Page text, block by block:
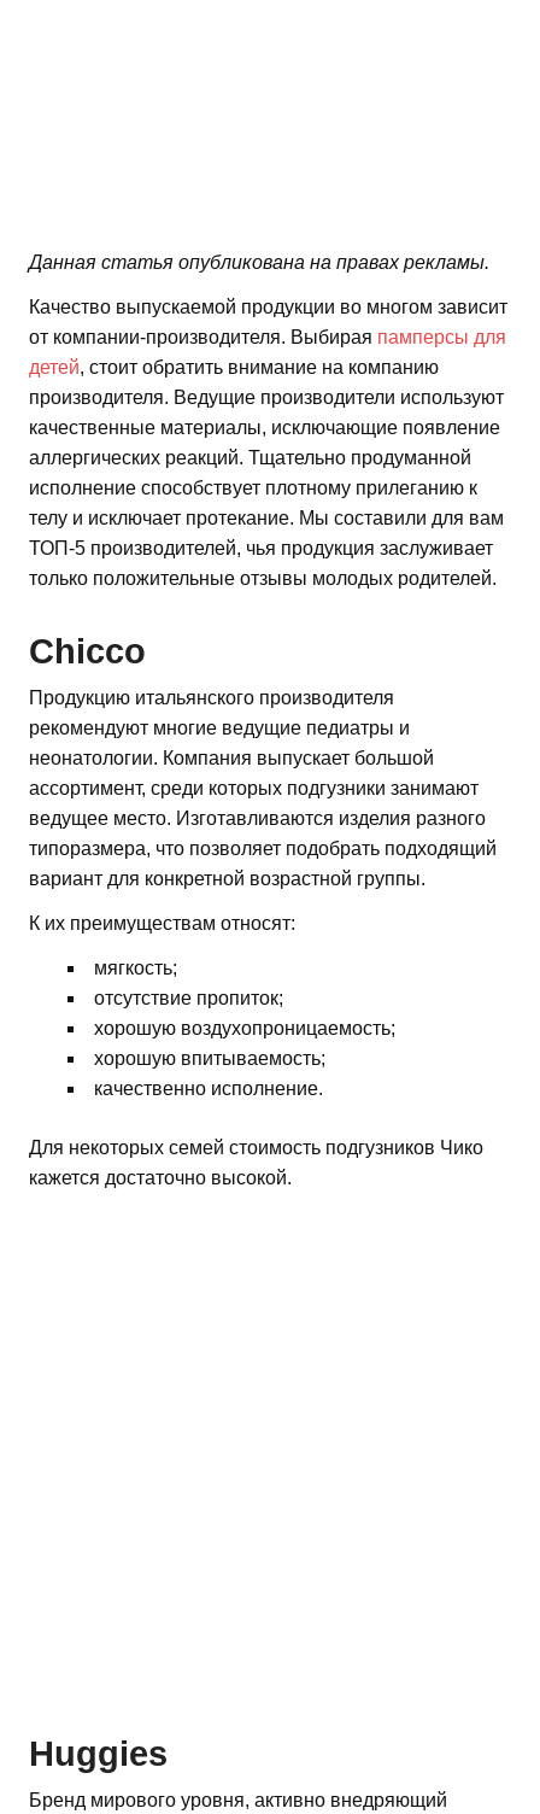
Данная статья опубликована на правах рекламы.
Качество выпускаемой продукции во многом зависит
от компании-производителя. Выбирая памперсы для
детей, стоит обратить внимание на компанию
производителя. Ведущие производители используют
качественные материалы, исключающие появление
аллергических реакций. Тщательно продуманной
исполнение способствует плотному прилеганию к
телу и исключает протекание. Мы составили для вам
ТОП-5 производителей, чья продукция заслуживает
только положительные отзывы молодых родителей.
Chicco
Продукцию итальянского производителя
рекомендуют многие ведущие педиатры и
неонатологии. Компания выпускает большой
ассортимент, среди которых подгузники занимают
ведущее место. Изготавливаются изделия разного
типоразмера, что позволяет подобрать подходящий
вариант для конкретной возрастной группы.
К их преимуществам относят:
мягкость;
отсутствие пропиток;
хорошую воздухопроницаемость;
хорошую впитываемость;
качественно исполнение.
Для некоторых семей стоимость подгузников Чико
кажется достаточно высокой.
Huggies
Бренд мирового уровня, активно внедряющий